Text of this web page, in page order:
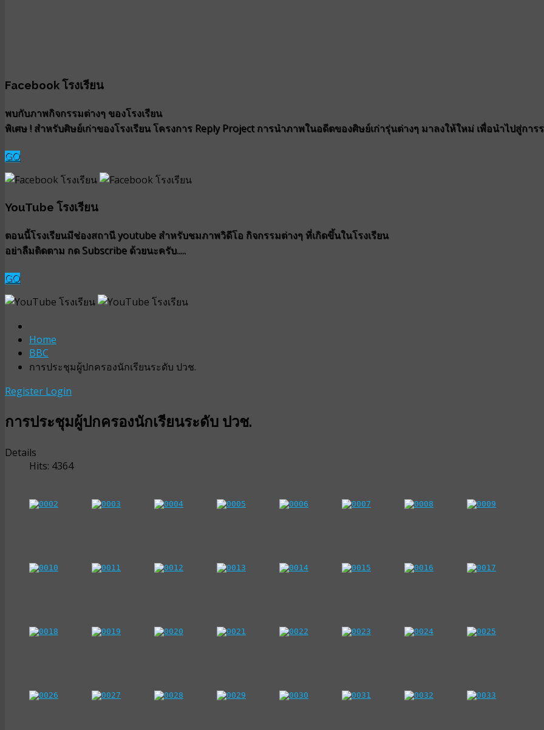
Facebook โรงเรียน
พบกับภาพกิจกรรมต่างๆ ของโรงเรียน
พิเศษ ! สำหรับศิษย์เก่าของโรงเรียน โครงการ Reply Project การนำภาพในอดีตของศิษย์เก่ารุ่นต่างๆ มาลงให้ใหม่ เพื่อนำไปสู่การ
GO
YouTube โรงเรียน
ตอนนี้โรงเรียนมีช่องสถานี youtube สำหรับชมภาพวิดีโอ กิจกรรมต่างๆ ที่เกิดขึ้นในโรงเรียน
อย่าลืมติดตาม กด Subscribe ด้วยนะครับ.....
GO
Home
BBC
การประชุมผู้ปกครองนักเรียนระดับ ปวช.
Register Login
การประชุมผู้ปกครองนักเรียนระดับ ปวช.
Details
Hits: 4364